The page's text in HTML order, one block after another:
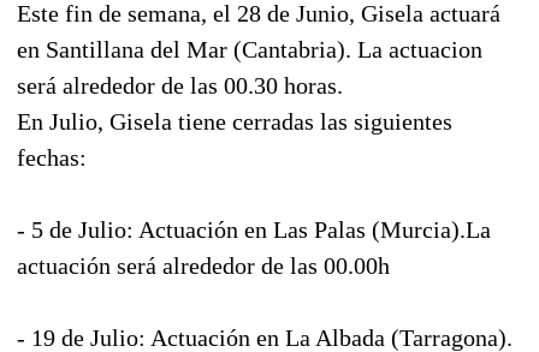
Este fin de semana, el 28 de Junio, Gisela actuará
en Santillana del Mar (Cantabria). La actuacion
será alrededor de las 00.30 horas.
En Julio, Gisela tiene cerradas las siguientes
fechas:
- 5 de Julio: Actuación en Las Palas (Murcia).La
actuación será alrededor de las 00.00h
- 19 de Julio: Actuación en La Albada (Tarragona).